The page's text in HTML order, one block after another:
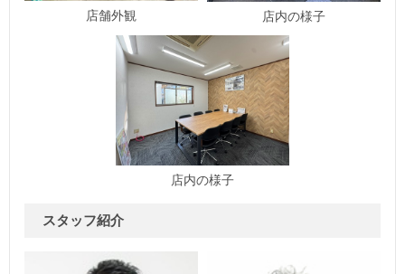
店舗外観 店内の様子
店内の様子
スタッフ紹介